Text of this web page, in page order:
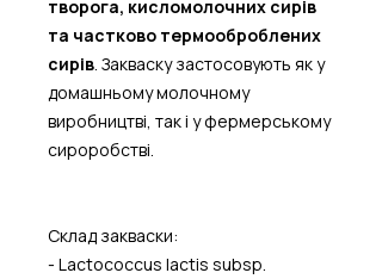
творога, кисломолочних сирів
та частково термооброблених
сирів. Закваску застосовують як у
домашньому молочному
виробництві, так і у фермерському
сироробстві.
Склад закваски:
- Lactococcus lactis subsp.